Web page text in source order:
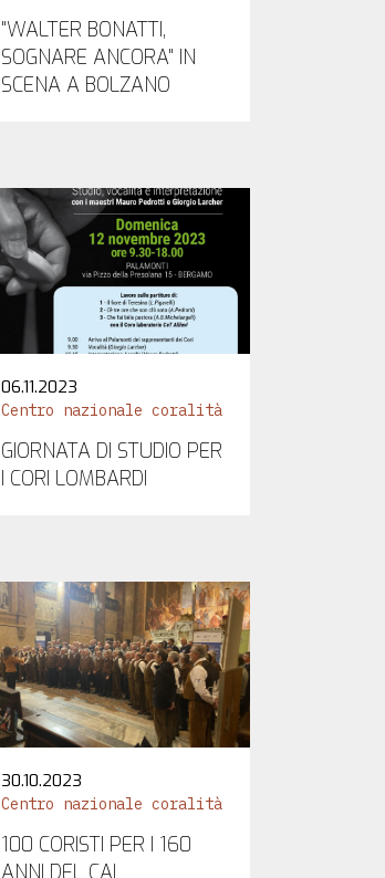
"WALTER BONATTI,
SOGNARE ANCORA" IN
SCENA A BOLZANO
06.11.2023
Centro nazionale coralità
GIORNATA DI STUDIO PER
I CORI LOMBARDI
30.10.2023
Centro nazionale coralità
100 CORISTI PER I 160
ANNI DEL CAI